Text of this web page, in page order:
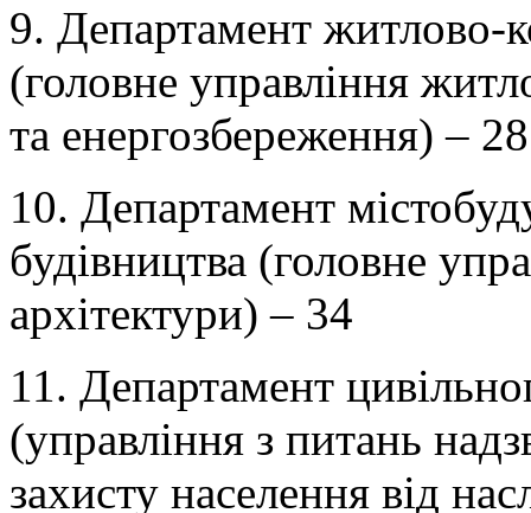
9. Департамент житлово-
(головне управління
та енергозбереження) – 28
10. Департамент
будівництва (головне
архітектури) – 34
11. Департамент
(управління з питань
захисту населення від